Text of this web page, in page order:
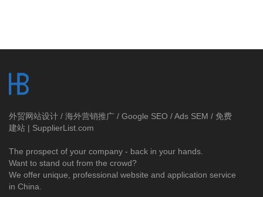
外贸网站设计 / 海外营销推广 / Google SEO /Ads SEM / 免费
建站 | SupplierList.com
The prospect of your company - back in your hands.
Want to stand out from the crowd?
We offer unique, professional website and application service
in China.